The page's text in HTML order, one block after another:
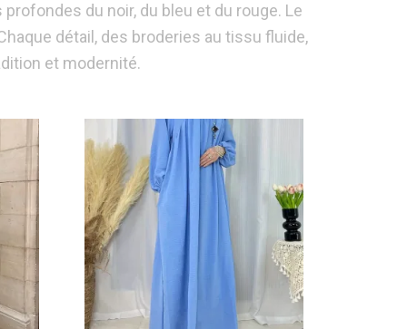
du noir, du bleu et du rouge. Le
détail, des broderies au tissu fluide,
et modernité.